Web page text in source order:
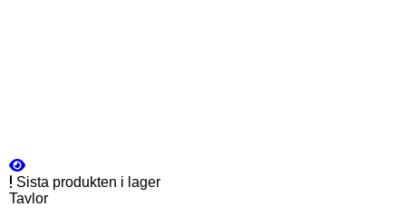
Sista produkten i lager
Tavlor